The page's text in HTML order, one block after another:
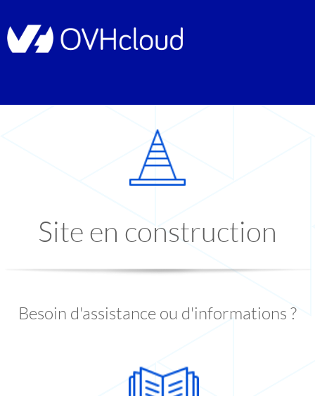
Site en construction
Besoin d'assistance ou d'informations ?